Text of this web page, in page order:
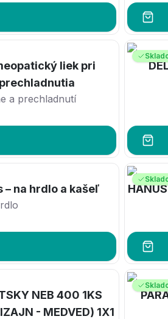
liek pri
a prechladnutí
– na hrdlo a kašeľ
NEB 400 1KS
- MEDVED) 1X1